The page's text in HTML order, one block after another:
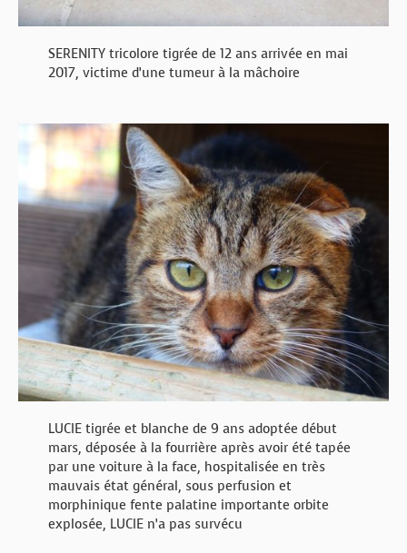
SERENITY tricolore tigrée de 12 ans arrivée en mai
2017, victime d’une tumeur à la mâchoire
LUCIE tigrée et blanche de 9 ans adoptée début
mars, déposée à la fourrière après avoir été tapée
par une voiture à la face, hospitalisée en très
mauvais état général, sous perfusion et
morphinique fente palatine importante orbite
explosée, LUCIE n’a pas survécu